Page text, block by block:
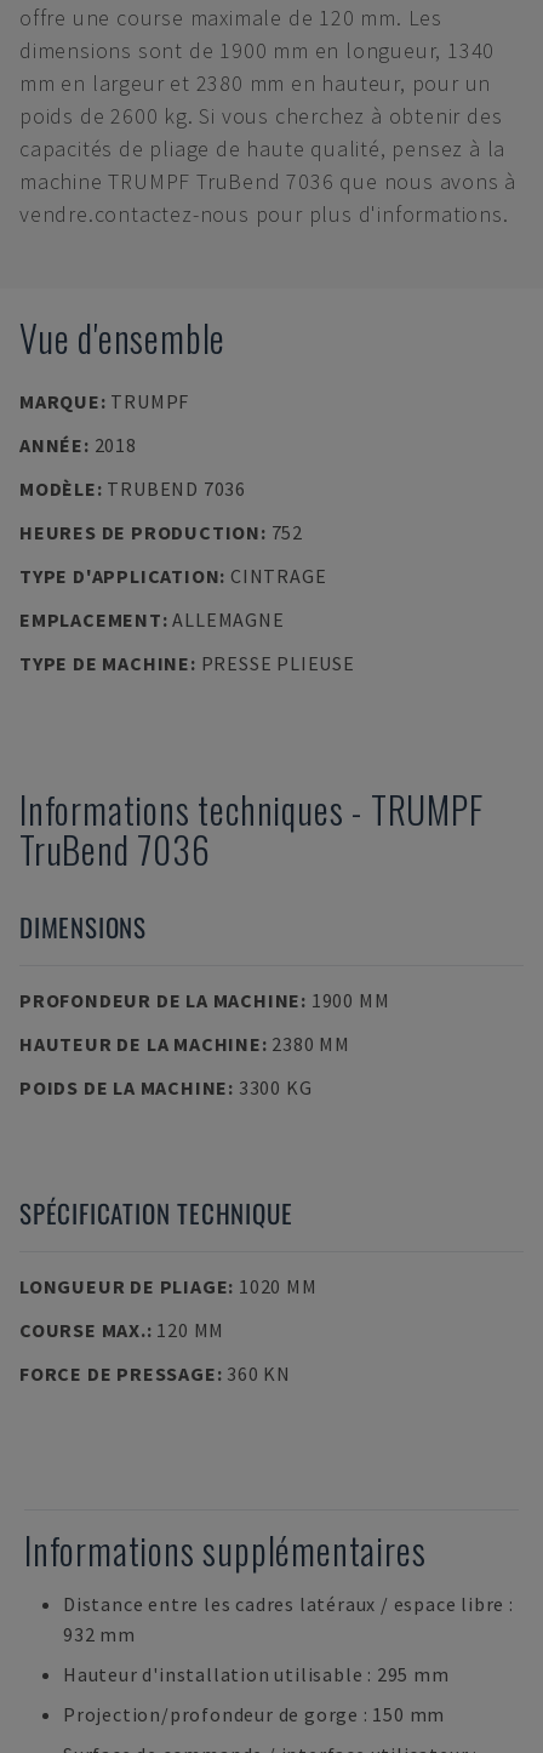
offre une course maximale de 120 mm. Les
dimensions sont de 1900 mm en longueur, 1340
mm en largeur et 2380 mm en hauteur, pour un
poids de 2600 kg. Si vous cherchez à obtenir des
capacités de pliage de haute qualité, pensez à la
machine TRUMPF TruBend 7036 que nous avons à
vendre.contactez-nous pour plus d'informations.
Vue d'ensemble
MARQUE: TRUMPF
ANNÉE: 2018
MODÈLE: TRUBEND 7036
HEURES DE PRODUCTION: 752
TYPE D'APPLICATION: CINTRAGE
EMPLACEMENT:ALLEMAGNE
TYPE DE MACHINE: PRESSE PLIEUSE
Informations techniques - TRUMPF
TruBend 7036
DIMENSIONS
PROFONDEUR DE LA MACHINE: 1900 MM
HAUTEUR DE LA MACHINE: 2380 MM
POIDS DE LA MACHINE: 3300 KG
SPÉCIFICATION TECHNIQUE
LONGUEUR DE PLIAGE: 1020 MM
COURSE MAX.: 120 MM
FORCE DE PRESSAGE: 360 KN
Informations supplémentaires
Distance entre les cadres latéraux / espace libre :
932 mm
Hauteur d'installation utilisable : 295 mm
Projection/profondeur de gorge : 150 mm